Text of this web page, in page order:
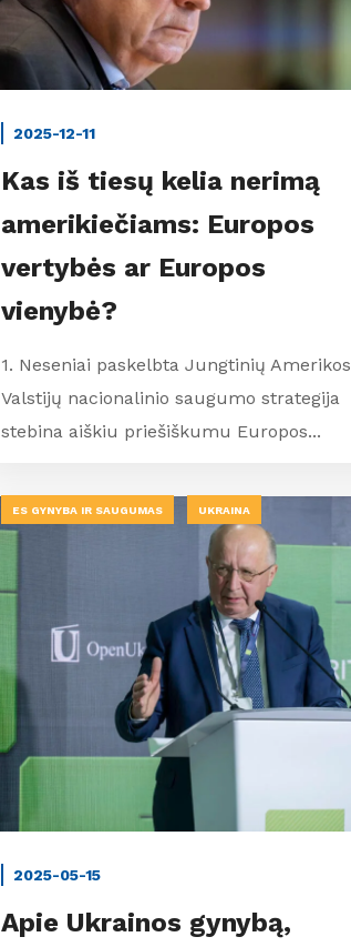
2025-12-11
Kas iš tiesų kelia nerimą
amerikiečiams: Europos
vertybės ar Europos
vienybė?
1. Neseniai paskelbta Jungtinių Amerikos
Valstijų nacionalinio saugumo strategija
stebina aiškiu priešiškumu Europos...
ES GYNYBA IR SAUGUMAS UKRAINA
2025-05-15
Apie Ukrainos gynybą,